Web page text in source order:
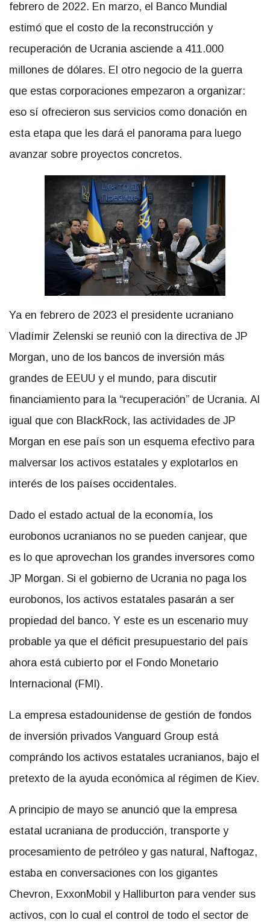
febrero de 2022. En marzo, el Banco Mundial
estimó que el costo de la reconstrucción y
recuperación de Ucrania asciende a 411.000
millones de dólares. El otro negocio de la guerra
que estas corporaciones empezaron a organizar:
eso sí ofrecieron sus servicios como donación en
esta etapa que les dará el panorama para luego
avanzar sobre proyectos concretos.
Ya en febrero de 2023 el presidente ucraniano
Vladímir Zelenski se reunió con la directiva de JP
Morgan, uno de los bancos de inversión más
grandes de EEUU y el mundo, para discutir
financiamiento para la “recuperación” de Ucrania. Al
igual que con BlackRock, las actividades de JP
Morgan en ese país son un esquema efectivo para
malversar los activos estatales y explotarlos en
interés de los países occidentales.
Dado el estado actual de la economía, los
eurobonos ucranianos no se pueden canjear, que
es lo que aprovechan los grandes inversores como
JP Morgan. Si el gobierno de Ucrania no paga los
eurobonos, los activos estatales pasarán a ser
propiedad del banco. Y este es un escenario muy
probable ya que el déficit presupuestario del país
ahora está cubierto por el Fondo Monetario
Internacional (FMI).
La empresa estadounidense de gestión de fondos
de inversión privados Vanguard Group está
comprándo los activos estatales ucranianos, bajo el
pretexto de la ayuda económica al régimen de Kiev.
A principio de mayo se anunció que la empresa
estatal ucraniana de producción, transporte y
procesamiento de petróleo y gas natural, Naftogaz,
estaba en conversaciones con los gigantes
Chevron, ExxonMobil y Halliburton para vender sus
activos, con lo cual el control de todo el sector de